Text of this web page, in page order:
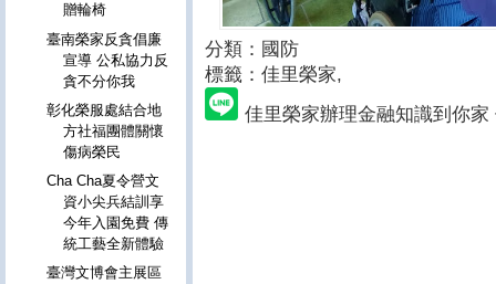
分類：國防
標籤：佳里榮家,
佳里榮家辦理金融知識到你
贈輪椅
臺南榮家反貪倡廉
宣導 公私協力反
貪不分你我
彰化榮服處結合地
方社福團體關懷
傷病榮民
Cha Cha夏令營文
資小尖兵結訓享
今年入園免費 傳
統工藝全新體驗
臺灣文博會主展區